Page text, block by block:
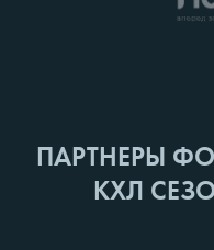
ПАРТНЕРЫ
КХЛ